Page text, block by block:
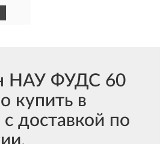
НАУ ФУДС 60
купить в
доставкой по